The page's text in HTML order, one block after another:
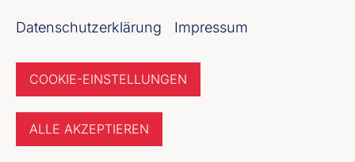
Datenschutzerklärung Impressum
COOKIE-EINSTELLUNGEN
ALLE AKZEPTIEREN